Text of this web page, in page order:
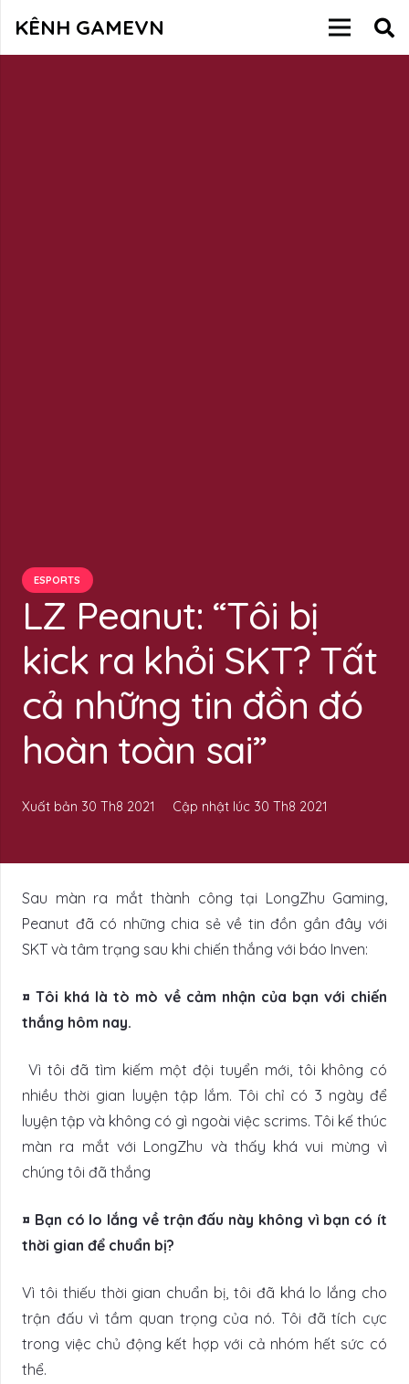
KÊNH GAMEVN
ESPORTS
LZ Peanut: “Tôi bị
kick ra khỏi SKT? Tất
cả những tin đồn đó
hoàn toàn sai”
Xuất bản 30 Th8 2021 Cập nhật lúc 30 Th8 2021
Sau màn ra mắt thành công tại LongZhu Gaming,
Peanut đã có những chia sẻ về tin đồn gần đây với
SKT và tâm trạng sau khi chiến thắng với báo Inven:
¤ Tôi khá là tò mò về cảm nhận của bạn với chiến
thắng hôm nay.
Vì tôi đã tìm kiếm một đội tuyển mới, tôi không có
nhiều thời gian luyện tập lắm. Tôi chỉ có 3 ngày để
luyện tập và không có gì ngoài việc scrims. Tôi kế thúc
màn ra mắt với LongZhu và thấy khá vui mừng vì
chúng tôi đã thắng
¤ Bạn có lo lắng về trận đấu này không vì bạn có ít
thời gian để chuẩn bị?
Vì tôi thiếu thời gian chuẩn bị, tôi đã khá lo lắng cho
trận đấu vì tầm quan trọng của nó. Tôi đã tích cực
trong việc chủ động kết hợp với cả nhóm hết sức có
thể.